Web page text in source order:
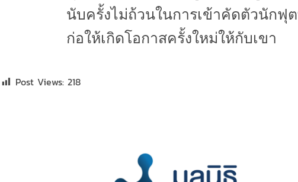
นับครั้งไม่ถ้วนในการเข้าคัดตัวนักฟุ
ก่อให้เกิดโอกาสครั้งใหม่ให้กับเขา
Post Views: 218